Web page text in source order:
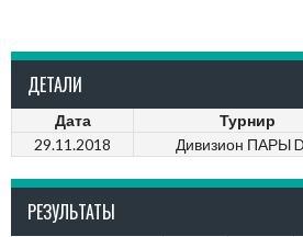
ДЕТАЛИ
Дата Турнир
29.11.2018
Дивизион ПАРЫ
РЕЗУЛЬТАТЫ